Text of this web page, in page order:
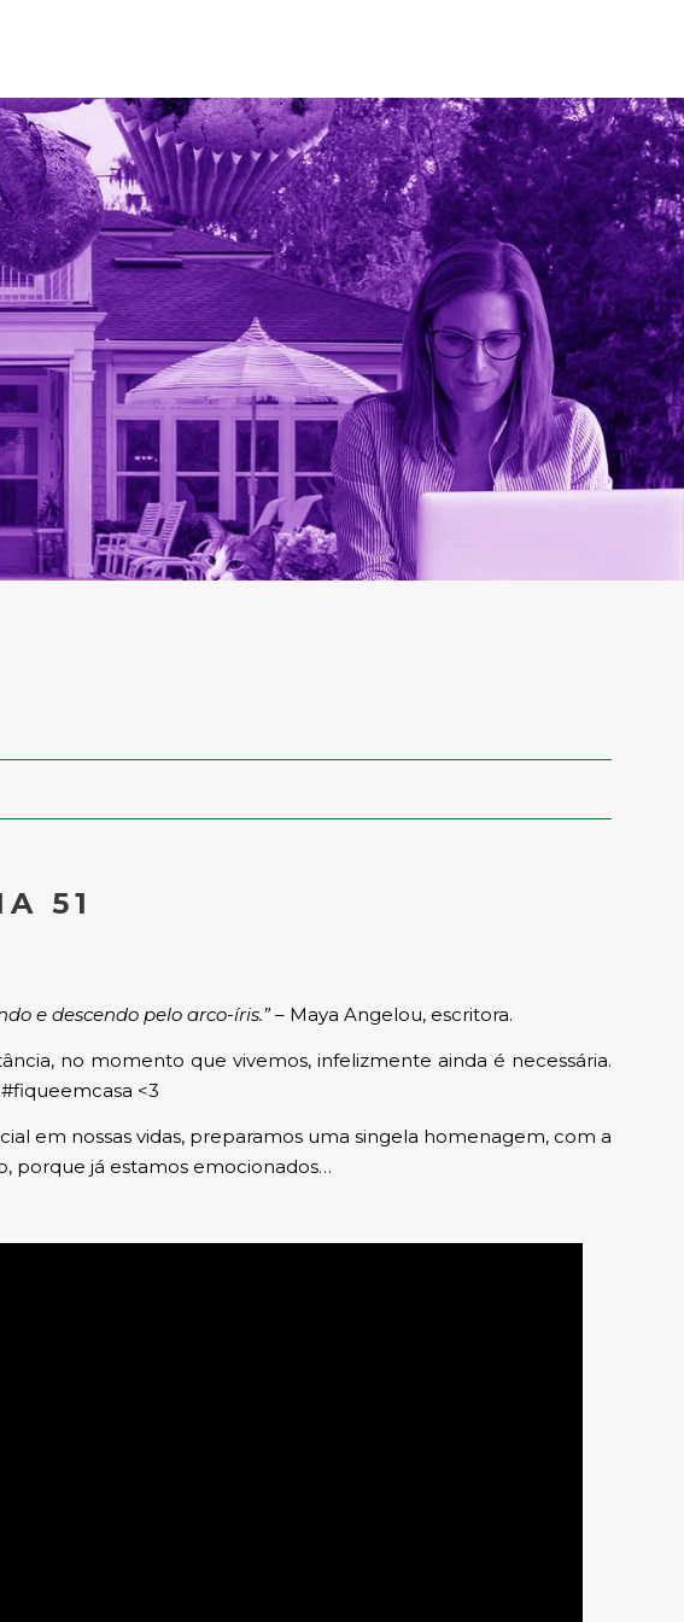
51
e descendo pelo arco-íris.”– Maya Angelou, escritora.
no momento que vivemos, infelizmente ainda é necessária.
<3
em nossas vidas, preparamos uma singela homenagem, com a
porque já estamos emocionados…